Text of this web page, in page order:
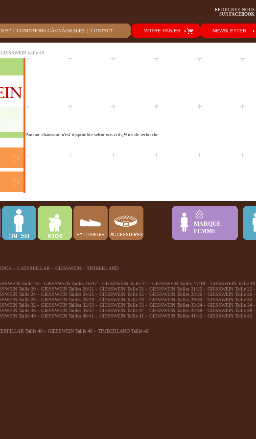
| CONDITIONS GÃ©NÃ©RALES | CONTACT VOTRE PANIER NEWSLETTER
REJOIGNEZ-NOUS
SUR FACEBOOK
GIESSWEIN taille 40
Aucune chaussure n'est disponible selon vos critï¿½res de recherche
MARQUE
FEMME
- CATERPILLAR - GIESSWEIN - TIMBERLAND
Taille 16 - GIESSWEIN Tailles 16/17 - GIESSWEIN Taille 17 - GIESSWEIN Tailles 17/18 - GIESSWEIN Taille 18
Taille 20 - GIESSWEIN Tailles 20/21 - GIESSWEIN Taille 21 - GIESSWEIN Tailles 21/22 - GIESSWEIN Taille 22 -
Taille 24 - GIESSWEIN Tailles 24/25 - GIESSWEIN Taille 25 - GIESSWEIN Tailles 25/26 - GIESSWEIN Taille 26 -
Taille 28 - GIESSWEIN Tailles 28/29 - GIESSWEIN Taille 29 - GIESSWEIN Tailles 29/30 - GIESSWEIN Taille 30 -
Taille 32 - GIESSWEIN Tailles 32/33 - GIESSWEIN Taille 33 - GIESSWEIN Tailles 33/34 - GIESSWEIN Taille 34 -
Taille 36 - GIESSWEIN Tailles 36/37 - GIESSWEIN Taille 37 - GIESSWEIN Tailles 37/38 - GIESSWEIN Taille 38 -
Taille 40 - GIESSWEIN Tailles 40/41 - GIESSWEIN Taille 41 - GIESSWEIN Tailles 41/42 - GIESSWEIN Taille 42
Taille 40 - GIESSWEIN Taille 40 - TIMBERLAND Taille 40